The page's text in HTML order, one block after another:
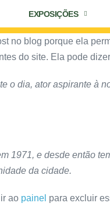
EXPOSIÇÕES
no blog porque ela
do site. Ela pode
o dia, ator aspirante à
1971, e desde então
da cidade.
ao painel para excluir